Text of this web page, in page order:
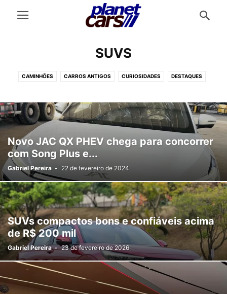
SUVS
CAMINHÕES CARROS ANTIGOS CURIOSIDADES DESTAQUES
Novo JAC QX PHEV chega para concorrer
com Song Plus e...
Gabriel Pereira - 22 de fevereiro de 2024
SUVs compactos bons e confiáveis acima
de R$ 200 mil
Gabriel Pereira - 23 de fevereiro de 2026